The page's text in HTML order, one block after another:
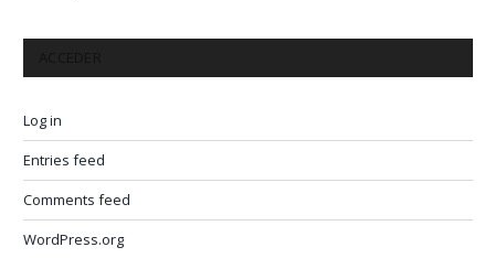
Log in
Entries feed
Comments feed
WordPress.org